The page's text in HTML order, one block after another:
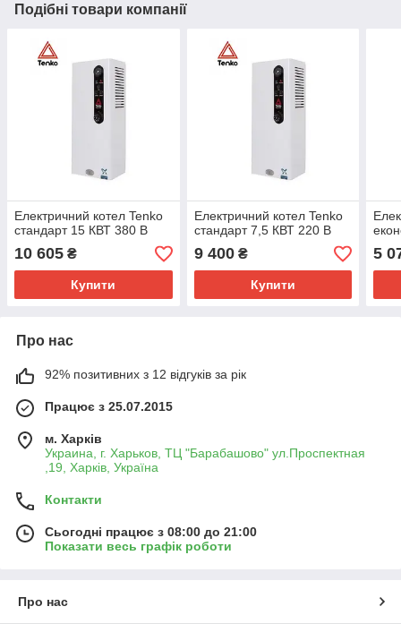
Подібні товари компанії
Електричний котел Tenko
стандарт 15 КВТ 380 В
10 605 ₴
Купити
Електричний котел Tenko
стандарт 7,5 КВТ 220 В
9 400₴
Купити
5
Про нас
92% позитивних з 12 відгуків за рік
Працює з 25.07.2015
м. Харків
Украина, г. Харьков, ТЦ "Барабашово" ул.Проспектная
,19, Харків, Україна
Контакти
Сьогодні працює з 08:00 до 21:00
Показати весь графік роботи
Про нас